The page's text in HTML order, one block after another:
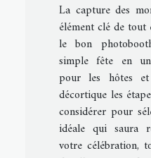
La capture des
élément clé de tout
le bon
simple fête en
pour les hôtes
décortique les
considérer pour
idéale qui saura
votre célébration,